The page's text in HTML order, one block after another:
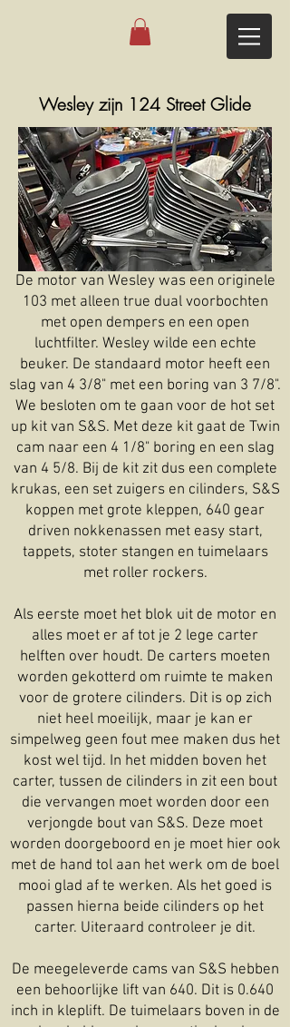
Wesley zijn 124 Street Glide
De motor van Wesley was een originele
103 met alleen true dual voorbochten
met open dempers en een open
luchtfilter. Wesley wilde een echte
beuker. De standaard motor heeft een
slag van 4 3/8" met een boring van 3 7/8".
We besloten om te gaan voor de hot set
up kit van S&S. Met deze kit gaat de Twin
cam naar een 4 1/8" boring en een slag
van 4 5/8. Bij de kit zit dus een complete
krukas, een set zuigers en cilinders, S&S
koppen met grote kleppen, 640 gear
driven nokkenassen met easy start,
tappets, stoter stangen en tuimelaars
met roller rockers.
Als eerste moet het blok uit de motor en
alles moet er af tot je 2 lege carter
helften over houdt. De carters moeten
worden gekotterd om ruimte te maken
voor de grotere cilinders. Dit is op zich
niet heel moeilijk, maar je kan er
simpelweg geen fout mee maken dus het
kost wel tijd. In het midden boven het
carter, tussen de cilinders in zit een bout
die vervangen moet worden door een
verjongde bout van S&S. Deze moet
worden doorgeboord en je moet hier ook
met de hand tol aan het werk om de boel
mooi glad af te werken. Als het goed is
passen hierna beide cilinders op het
carter. Uiteraard controleer je dit.
De meegeleverde cams van S&S hebben
een behoorlijke lift van 640. Dit is 0.640
inch in kleplift. De tuimelaars boven in de